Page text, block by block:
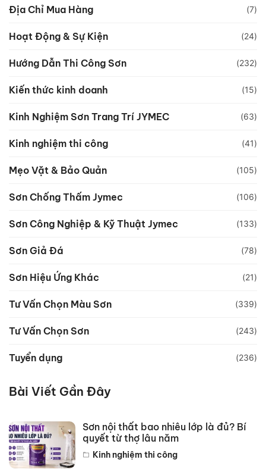
Địa Chỉ Mua Hàng (7)
Hoạt Động & Sự Kiện (24)
Hướng Dẫn Thi Công Sơn (232)
Kiến thức kinh doanh (15)
Kinh Nghiệm Sơn Trang Trí JYMEC (63)
Kinh nghiệm thi công (41)
Mẹo Vặt & Bảo Quản (105)
Sơn Chống Thấm Jymec (106)
Sơn Công Nghiệp & Kỹ Thuật Jymec (133)
Sơn Giả Đá (78)
Sơn Hiệu Ứng Khác (21)
Tư Vấn Chọn Màu Sơn (339)
Tư Vấn Chọn Sơn (243)
Tuyển dụng (236)
Bài Viết Gần Đây
Sơn nội thất bao nhiêu lớp là đủ? Bí
quyết từ thợ lâu năm
Kinh nghiệm thi công